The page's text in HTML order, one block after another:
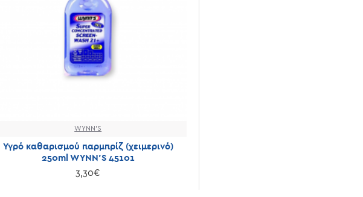
WYNN'S
Υγρό καθαρισμού παρμπρίζ (χειμερινό)
250ml WYNN'S 45101
3,30€